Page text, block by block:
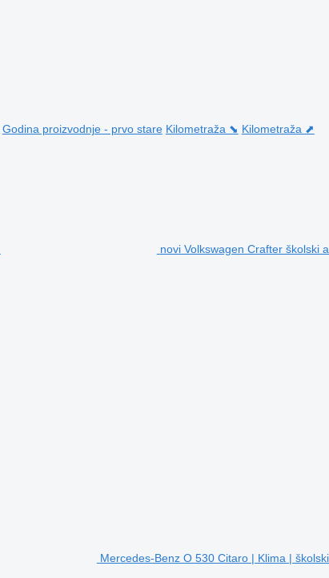
Godina proizvodnje - prvo stare Kilometraža ⬊ Kilometraža ⬈
novi Volkswagen Crafter školski
Mercedes-Benz O 530 Citaro | Klima |